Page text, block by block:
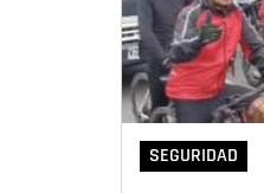
SEGURIDAD